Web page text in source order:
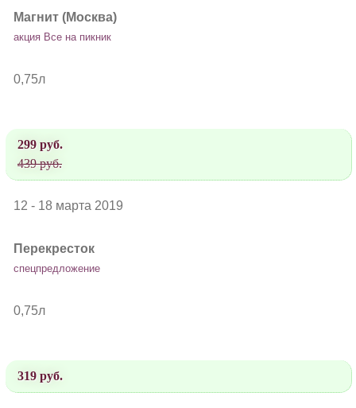
Магнит (Москва)
акция Все на пикник
0,75л
299 руб.
439 руб.
12 - 18 марта 2019
Перекресток
спецпредложение
0,75л
319 руб.